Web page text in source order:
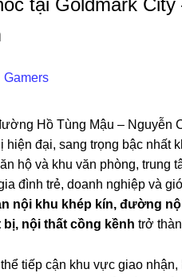
tại Goldmark
Gamers
Hồ Tùng Mậu – Nguyễn
hiện đại, sang trọng bậc nhất
hộ và khu văn phòng, trung
đình trẻ, doanh nghiệp và
nội khu khép kín, đường
nội thất cồng kềnh trở
tiếp cận khu vực giao